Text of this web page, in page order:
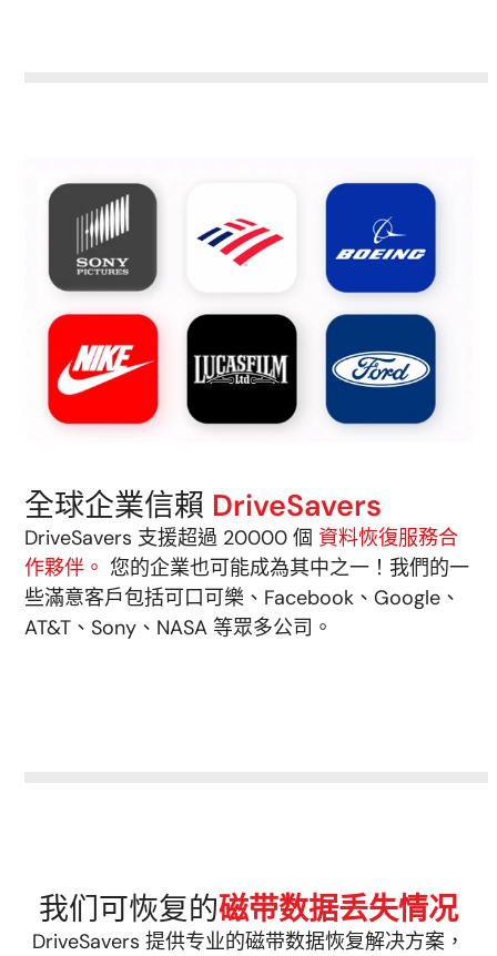
全球企業信賴 DriveSavers
DriveSavers 支援超過 20000 個 資料恢復服務合
作夥伴。 您的企業也可能成為其中之一！我們的一
些滿意客戶包括可口可樂、Facebook、Google、
AT&T、Sony、NASA 等眾多公司。
我们可恢复的磁带数据丢失情况
DriveSavers 提供专业的磁带数据恢复解决方案，